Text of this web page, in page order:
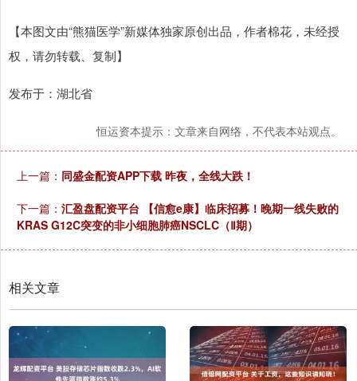
【本图文由“熊猫医学”新媒体独家原创出品，作者棉花，未经授
权，请勿转载、复制】
发布于：湖北省
恒运资本提示：文章来自网络，不代表本站观点。
上一篇： 同盛金配资APP下载 昨夜，全线大跌！
下一篇： 汇盈盘配资平台 【信愈e康】临床招募！晚期一线失败的
KRAS G12C突变的非小细胞肺癌NSCLC（Ⅱ期）
相关文章